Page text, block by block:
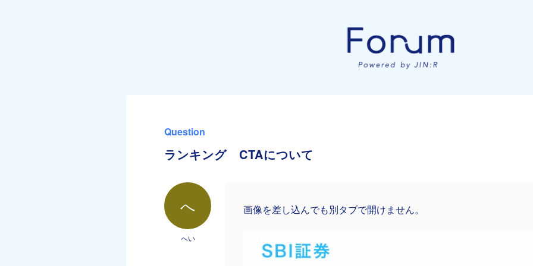
Question
ランキング CTAについて
へ
へい
画像を差し込んでも別タブで開けません。